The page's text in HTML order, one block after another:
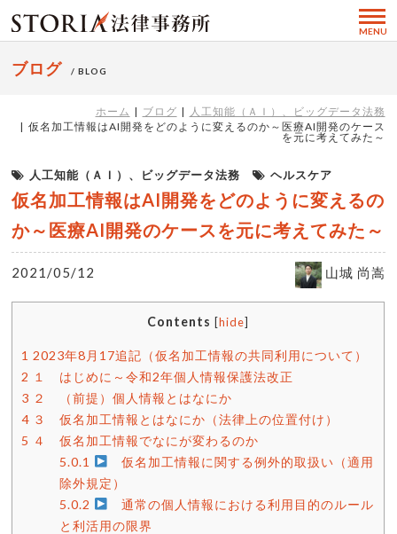
MENU
ブログ / BLOG
ホーム ブログ
人工知能（ＡＩ）、ビッグデータ法務
仮名加工情報はAI開発をどのように変えるのか～医療AI開発のケース
を元に考えてみた～
人工知能（ＡＩ）、ビッグデータ法務 ヘルスケア
仮名加工情報はAI開発をどのように変えるの
か～医療AI開発のケースを元に考えてみた～
2021/05/12 山城 尚嵩
Contents [hide]
1 2023年8月17追記（仮名加工情報の共同利用について）
2 １ はじめに～令和2年個人情報保護法改正
3 ２ （前提）個人情報とはなにか
4 ３ 仮名加工情報とはなにか（法律上の位置付け）
5 ４ 仮名加工情報でなにが変わるのか
5.0.1
仮名加工情報に関する例外的取扱い（適用
除外規定）
5.0.2
通常の個人情報における利用目的のルール
と利活用の限界